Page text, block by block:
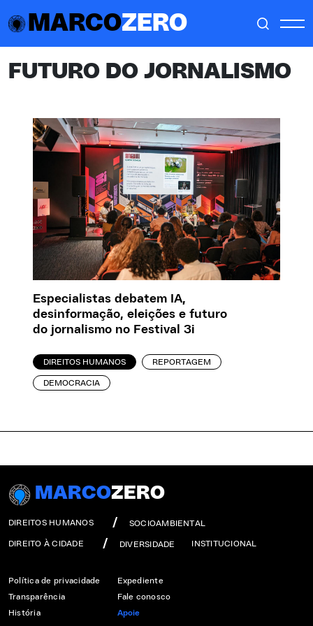
MARCOZERO
FUTURO DO JORNALISMO
Especialistas debatem IA,
desinformação, eleições e futuro
do jornalismo no Festival 3i
DIREITOS HUMANOS REPORTAGEM
DEMOCRACIA
MARCOZERO
DIREITOS HUMANOS SOCIOAMBIENTAL
DIREITO À CIDADE DIVERSIDADE INSTITUCIONAL
Política de privacidade
Transparência
História
Expediente
Fale conosco
Apoie